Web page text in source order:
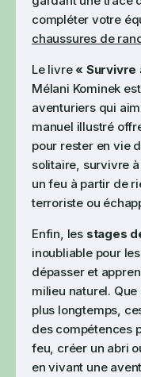
compléter votre
chaussures de
Le livre« Survivre
Mélani Kominek
aventuriers qui
manuel illustré
pour rester en vie
solitaire, survivre
un feu à partir de
terroriste ou
Enfin, les stages
inoubliable pour
dépasser et
milieu naturel.
plus longtemps,
des compétences
feu, créer un abri
en vivant une